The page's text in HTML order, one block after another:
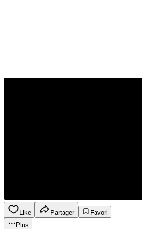
Like Partager
Favori
Plus